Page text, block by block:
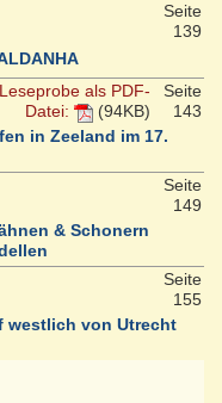
Seite
139
Leseprobe als PDF-
Datei:
(94KB)
Seite
143
in Zeeland im 17.
Seite
149
& Schonern
Seite
155
westlich von Utrecht